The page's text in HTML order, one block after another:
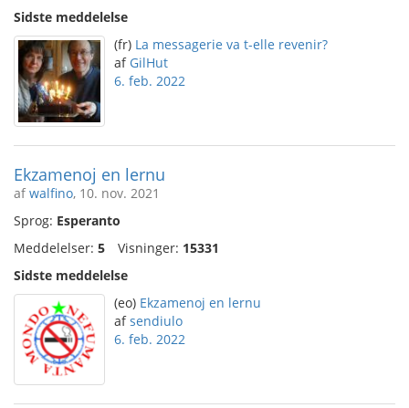
Sidste meddelelse
(fr) La messagerie va t-elle revenir?
af GilHut
6. feb. 2022
Ekzamenoj en lernu
afwalfino, 10. nov. 2021
Sprog: Esperanto
Meddelelser: 5 Visninger: 15331
Sidste meddelelse
(eo) Ekzamenoj en lernu
afsendiulo
6. feb. 2022